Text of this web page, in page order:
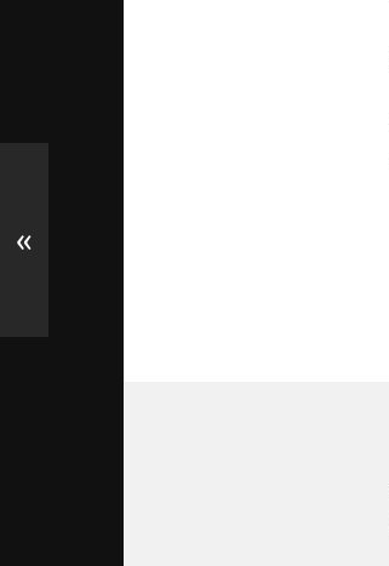
«